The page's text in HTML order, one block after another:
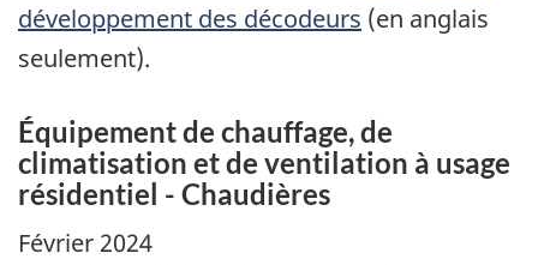
développement des décodeurs (en anglais
seulement).
Équipement de chauffage, de
climatisation et de ventilation à usage
résidentiel - Chaudières
Février 2024